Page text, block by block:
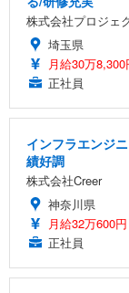
株式会社プロジェ
埼玉県
月給30万
正社員
インフラエンジ
績好調
株式会社Creer
神奈川県
月給32万600
正社員